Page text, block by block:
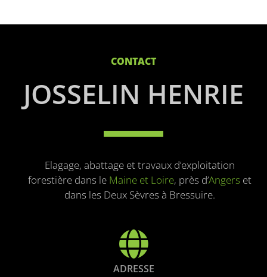
CONTACT
JOSSELIN HENRIE
Elagage, abattage et travaux d’exploitation
forestière dans le Maine et Loire, près d’Angers et
dans les Deux Sèvres à Bressuire.
ADRESSE